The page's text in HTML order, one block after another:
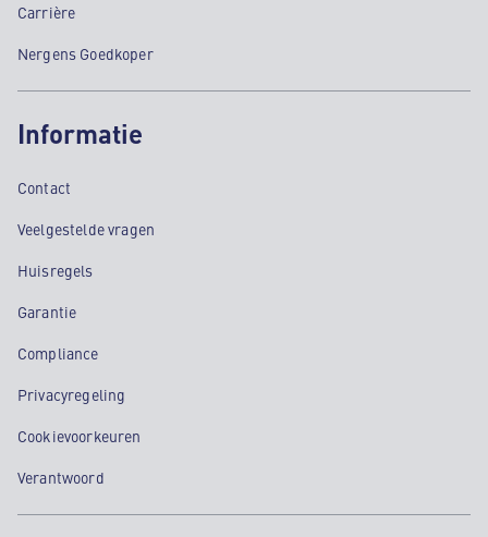
Carrière
Nergens Goedkoper
Informatie
Contact
Veelgestelde vragen
Huisregels
Garantie
Compliance
Privacyregeling
Cookievoorkeuren
Verantwoord